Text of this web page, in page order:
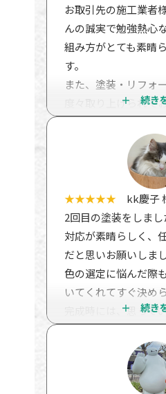
一時間弱、基礎、外
ニー、雨漏り等くま
きました。評価は問
とても細かいところ
をしていると褒めて
土台の水切りのとこ
の細かいところなど
かないところをとて
た。何とか粗を探そ
理だったと言われまし
これは菅野さんに報
いました。
三年たっても外壁は
も気に入ってます。
丁寧できれいな仕事
当にありがとうござ
お取引先の施工業者
んの誠実で勉強熱心
組み方がとても素晴
す。
また、塗装・リフォ
度々取り上げられて
目の施工業者様です
現場やショールーム
たちがしっかり挨拶
社風なんだと思いま
社です。
私が仕事を依頼する
で誠実な良い会社に
ます。おススメの施
★★★★★ kk慶子
2回目の塗装をしまし
対応が素晴らしく、
だと思いお願いしまし
色の選定に悩んだ際
いてくれてすぐ決め
完成時には、思って
に仕上がっていて、
また何か困った際に
る会社だなと感じまし